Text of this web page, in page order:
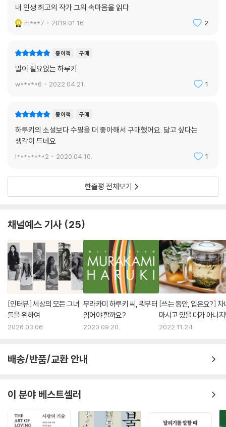
제6회 시간을 내 편으로 만든다―장편소설 쓰기
즉 중요한 것은 뜯어고친다는 행위 그 자체입니다. 작가가 ‘이곳을 좀 더 잘
방향성 따위는 오히려 이차적인 문제인지도 모릅니다. 많은 경우, 작가의
본능이나 직감은 논리성이 아니라 결심에 의해 좀 더 유효하게 이끌려 나
옵니다. 숲을 몽둥이로 두드려 안에 숨은 새를 날아오르게 하는 것과 같은
의 움직임의 역동성이 고정되어가던 시야를 뒤흔듭니다. 그것이 내 의견입
니다. 뭐, 상당히 난폭한 의견인지도 모르지만.
아무튼 고쳐 쓰는 데는 가능한 한 많은 시간을 들입니다. 주위 사람들의 충
고에 귀를 기울이고(화가 나든 말든) 그것을 염두에 두고 참고하며 고쳐나
태로 뇌가 달아올라 반쯤 제정신이 아닙니다. 왜냐하면 제정신인 사람은
장편소설 같은 건 일단 쓸 리가 없기 때문입니다. 그러니까 제정신이 아닌
정신인 인간의 의견은 대체적으로 중요한 것입니다.
제7회 한없이 개인적이고 피지컬한 업業
하지만 그런 게 아니라면, 즉 당신이 (안타깝지만) 희유의 천재가 아니라
자신이 가진 (많든 적든 한정된) 재능을 시간을 들여 조금이라도 높이고
힘찬 것으로 만들어가기를 희망한다면, 내 이론은 나름대로 유효성을 발휘
할 것이라고 생각합니다. 의지를 최대한 강고하게 할 것, 또한 동시에 그 의
지의 본거지인 신체를 최대한 건강하게, 최대한 튼튼하게, 최대한 지장 없
는 상태로 정비하고 유지할 것―그것은 곧 당신의 삶의 방식 그 자체의 퀄
높아질 것, 이라는 게 나의 기본적인 생각입니다(되풀이하는 것 같지만, 이
제8회 학교에 대해서
어떤 시대에나 어떤 세상에나 상상력이라는 것은 중요한 의미가 있습니다.
상상력과 대척점에 있는 것 중의 하나가 ‘효율’입니다. 수만 명에 달하는 후
내 인생 최고의 작가 그의 속마음을 읽다
m***7 2019.01.16. 2
종이책 구매
말이 필요없는 하루키.
w*****6 2022.04.21. 1
종이책 구매
하루키의 소설보다 수필을 더 좋아해서 구매했어요. 닮고 싶다는
생각이 드네요
l********2 2020.04.10. 1
한줄평 전체보기
채널예스 기사 25
[인터뷰] 세상의 모든 그녀
들을 위하여
2026.03.06.
무라카미 하루키 씨, 뭐부터
읽어야 할까요?
2023.09.20.
[쓰는 동안, 입은요?] 차
마시고 있을 때가 아니
2022.11.24.
배송/반품/교환 안내
이 분야 베스트셀러